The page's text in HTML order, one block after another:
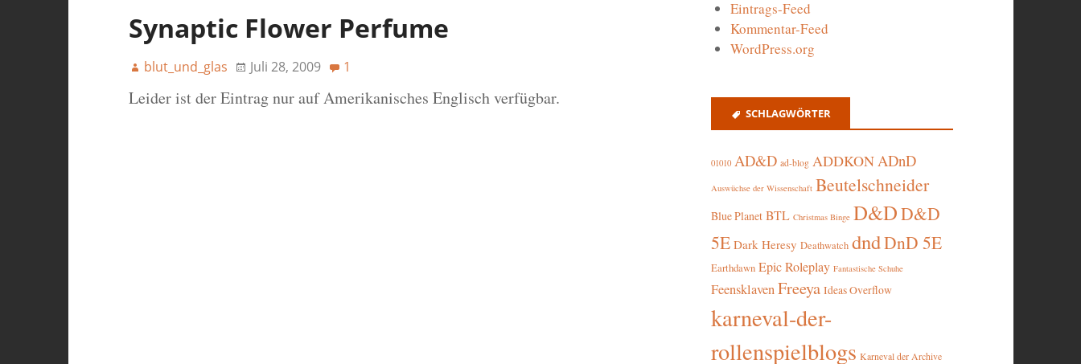
Synaptic Flower Perfume
blut_und_glas Juli 28, 2009 1
Leider ist der Eintrag nur auf Amerikanisches Englisch verfügbar.
Eintrags-Feed
Kommentar-Feed
WordPress.org
SCHLAGWÖRTER
01010 AD&D ad-blog ADDKONADnD
Auswüchse der Wissenschaft Beutelschneider
Blue Planet BTL Christmas Binge D&DD&D
5E Dark Heresy Deathwatch dndDnD 5E
Earthdawn Epic Roleplay Fantastische Schuhe
Feensklaven Freeya Ideas Overflow
karneval-der-
rollenspielblogs Karneval der Archive